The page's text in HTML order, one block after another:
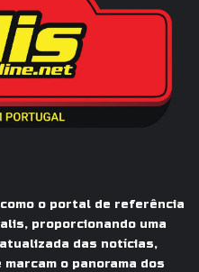
o portal de referência
proporcionando uma
das notícias,
o panorama dos